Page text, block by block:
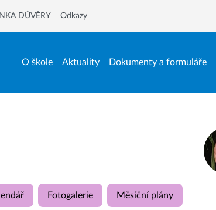
O škole Aktuality Dokumenty a formuláře
DŮVĚRY Odkazy
Fotogalerie Měsíční plány